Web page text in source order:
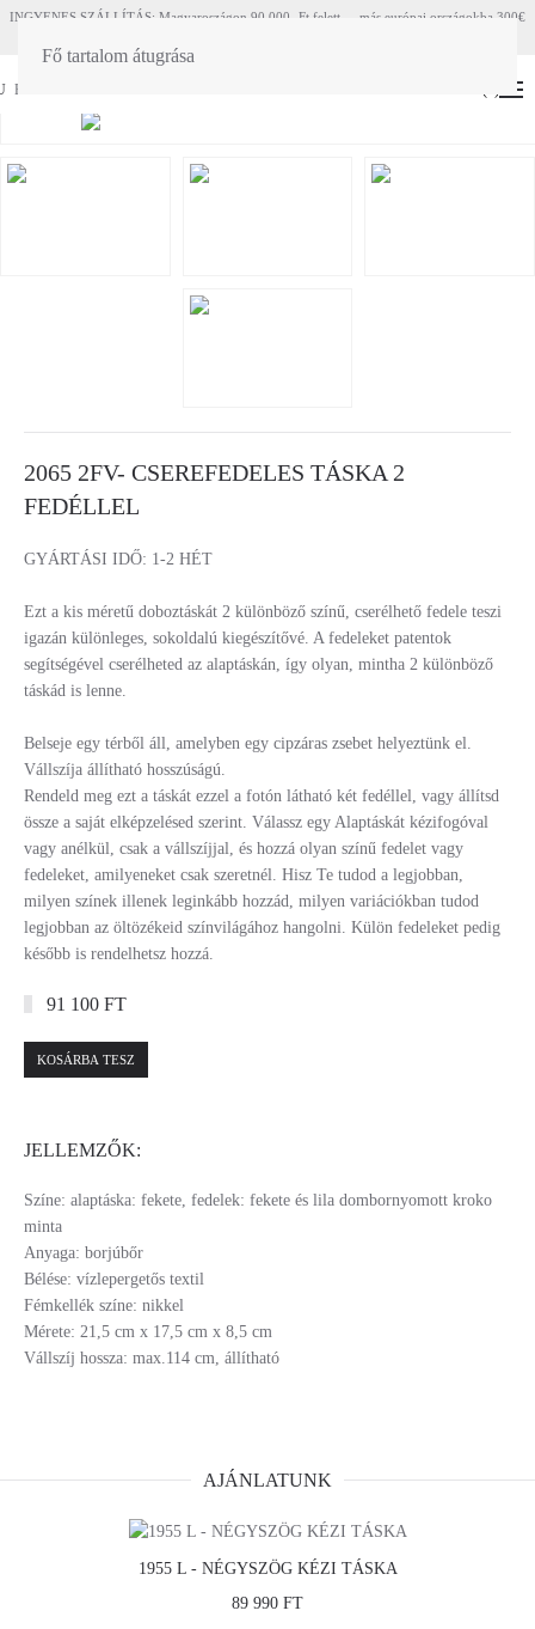
Fő tartalom átugrása
EN
INGYENES SZÁLLÍTÁS: Magyaroszágon 90 000.-Ft felett - más európai országokba 300€
2065 2FV- CSEREFEDELES TÁSKA 2
FEDÉLLEL
GYÁRTÁSI IDŐ: 1-2 HÉT
Ezt a kis méretű doboztáskát 2 különböző színű, cserélhető fedele teszi
igazán különleges, sokoldalú kiegészítővé. A fedeleket patentok
segítségével cserélheted az alaptáskán, így olyan, mintha 2 különböző
táskád is lenne.
Belseje egy térből áll, amelyben egy cipzáras zsebet helyeztünk el.
Vállszíja állítható hosszúságú.
Rendeld meg ezt a táskát ezzel a fotón látható két fedéllel, vagy állítsd
össze a saját elképzelésed szerint. Válassz egy Alaptáskát kézifogóval
vagy anélkül, csak a vállszíjjal, és hozzá olyan színű fedelet vagy
fedeleket, amilyeneket csak szeretnél. Hisz Te tudod a legjobban,
milyen színek illenek leginkább hozzád, milyen variációkban tudod
legjobban az öltözékeid színvilágához hangolni. Külön fedeleket pedig
később is rendelhetsz hozzá.
91 100 FT
KOSÁRBA TESZ
JELLEMZŐK:
Színe: alaptáska: fekete, fedelek: fekete és lila dombornyomott kroko
minta
Anyaga: borjúbőr
Bélése: vízlepergetős textil
Fémkellék színe: nikkel
Mérete: 21,5 cm x 17,5 cm x 8,5 cm
Vállszíj hossza: max.114 cm, állítható
AJÁNLATUNK
1955 L - NÉGYSZÖG KÉZI TÁSKA
89 990 FT